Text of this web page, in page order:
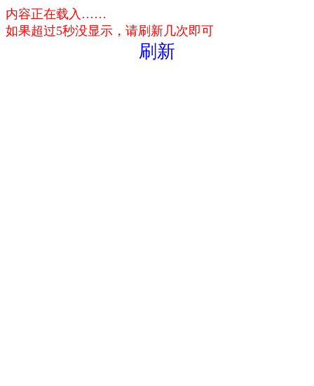
内容正在载入……
如果超过5秒没显示，请刷新几次即可
刷新